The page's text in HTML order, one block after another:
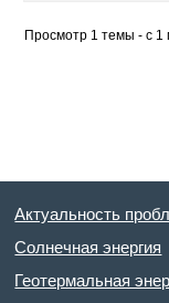
Просмотр 1 темы - с 1
Актуальность
Солнечная энергия
Геотермальная